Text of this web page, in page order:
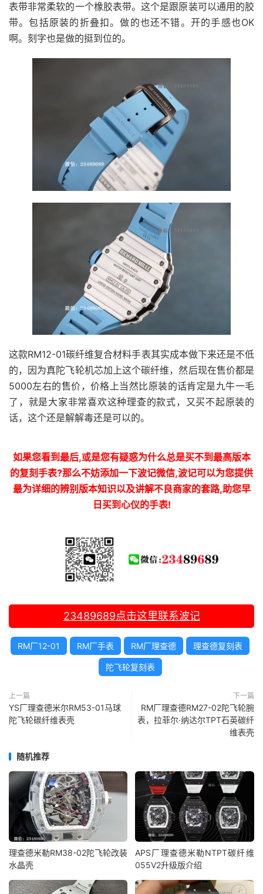
表带非常柔软的一个橡胶表带。这个是跟原装可以通用的胶
带。包括原装的折叠扣。做的也还不错。开的手感也OK
啊。刻字也是做的挺到位的。
这款RM12-01碳纤维复合材料手表其实成本做下来还是不低
的，因为真陀飞轮机芯加上这个碳纤维，然后现在售价都是
5000左右的售价，价格上当然比原装的话肯定是九牛一毛
了，就是大家非常喜欢这种理查的款式，又买不起原装的
话，这个还是解解毒还是可以的。
如果您看到最后,或是您有疑惑为什么总是买不到最高版本
的复刻手表?那么不妨添加一下波记微信,波记可以为您提供
最为详细的辨别版本知识以及讲解不良商家的套路,助您早
日买到心仪的手表!
23489689点击这里联系波记
RM厂12-01 RM厂手表 RM厂理查德 理查德复刻表
陀飞轮复刻表
上一篇
YS厂理查德米尔RM53-01马球
陀飞轮碳纤维表壳
下一篇
RM厂理查德RM27-02陀飞轮腕
表，拉菲尔·纳达尔TPT石英碳纤
维表壳
随机推荐
理查德米勒RM38-02陀飞轮改装
水晶壳
APS厂理查德米勒NTPT碳纤维
055V2升级版介绍